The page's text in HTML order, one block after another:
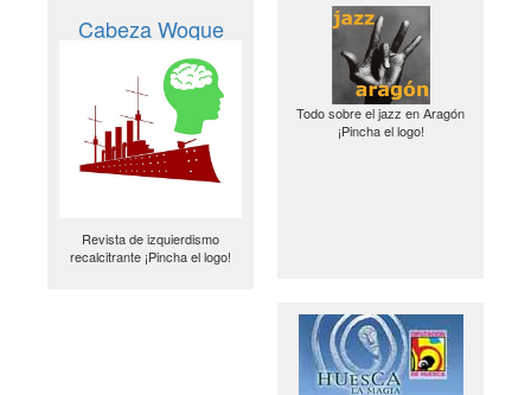
Cabeza Woque
Revista de izquierdismo
recalcitrante ¡Pincha el logo!
Todo sobre el jazz en Aragón
¡Pincha el logo!